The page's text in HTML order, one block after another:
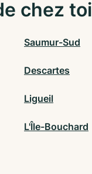
chez toi
Saumur-Sud
Descartes
Ligueil
L'Île-Bouchard